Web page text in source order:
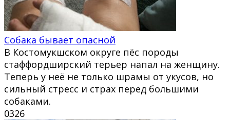
Собака бывает опасной
В Костомукшском округе пёс породы
стаффордширский терьер напал на женщину.
Теперь у неё не только шрамы от укусов, но
сильный стресс и страх перед большими
собаками.
0326